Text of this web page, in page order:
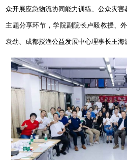
众开展应急物流协同能力训练、公众灾害
主题分享环节，学院副院长卢毅教授、
袁劲、成都授渔公益发展中心理事长王海